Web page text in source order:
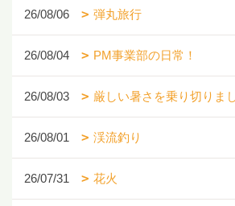
26/08/06 弾丸旅行
26/08/04 PM事業部の日常！
26/08/03 厳しい暑さを乗り切りま
26/08/01 渓流釣り
26/07/31 花火